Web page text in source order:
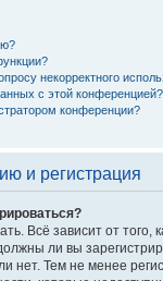
некорректного
с этой конференцией?
конференции?
и регистрация
Всё зависит от того,
ли вы
нет. Тем не менее